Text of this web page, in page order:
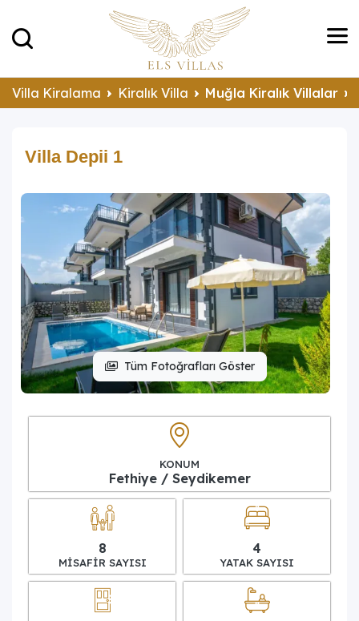
Villa Kiralama Kiralık Villa Muğla Kiralık Villalar
Villa Depii 1
Tüm Fotoğrafları Göster
KONUM
Fethiye / Seydikemer
8
MISAFIR SAYISI
4
YATAK SAYISI